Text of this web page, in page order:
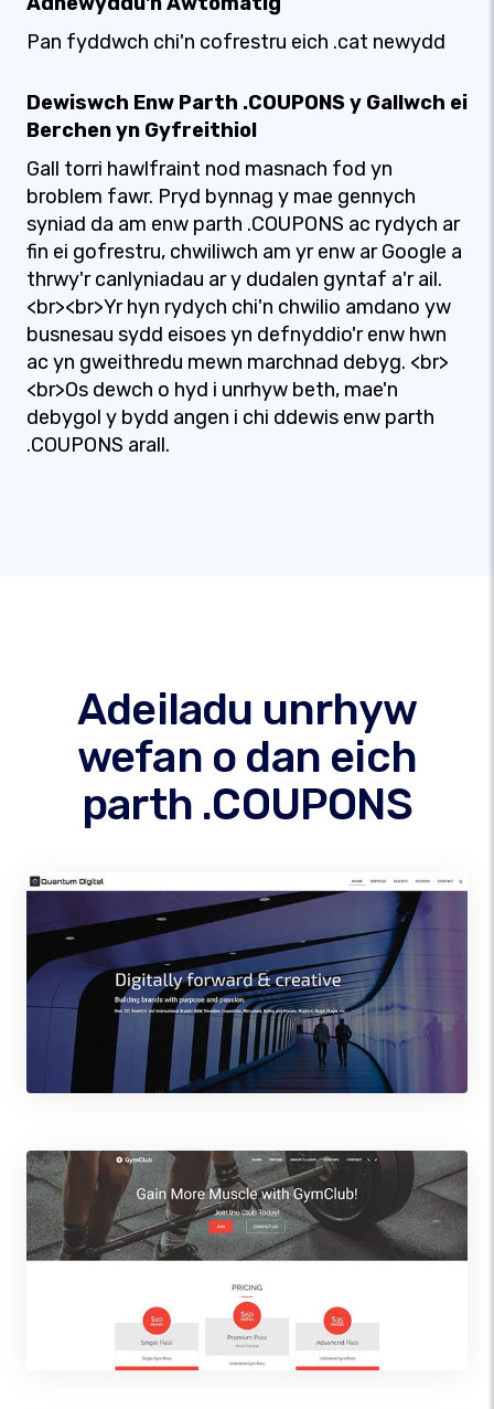
Pan fyddwch chi'n cofrestru eich .cat newydd
Dewiswch Enw Parth .COUPONS y Gallwch ei
Berchen yn Gyfreithiol
Gall torri hawlfraint nod masnach fod yn
broblem fawr. Pryd bynnag y mae gennych
syniad da am enw parth .COUPONS ac rydych ar
fin ei gofrestru, chwiliwch am yr enw ar Google a
thrwy'r canlyniadau ar y dudalen gyntaf a'r ail.
<br><br>Yr hyn rydych chi'n chwilio amdano yw
busnesau sydd eisoes yn defnyddio'r enw hwn
ac yn gweithredu mewn marchnad debyg. <br>
<br>Os dewch o hyd i unrhyw beth, mae'n
debygol y bydd angen i chi ddewis enw parth
.COUPONS arall.
Adeiladu unrhyw
wefan o dan eich
parth .COUPONS